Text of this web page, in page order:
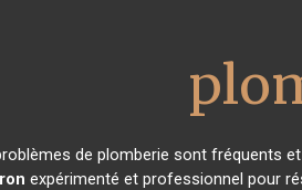
de plomberie sont fréquents
expérimenté et professionnel pour